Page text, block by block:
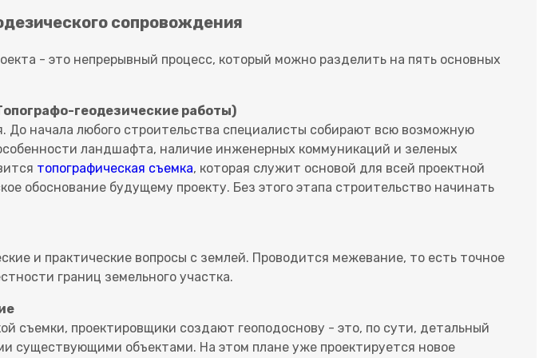
сопровождения
- это непрерывный процесс, который можно разделить на пять основных
геодезические работы)
До начала любого строительства специалисты собирают всю возможную
ландшафта, наличие инженерных коммуникаций и зеленых
топографическая съемка, которая служит основой для всей проектной
обоснование будущему проекту. Без этого этапа строительство начинать
и практические вопросы с землей. Проводится межевание, то есть точное
границ земельного участка.
съемки, проектировщики создают геоподоснову - это, по сути, детальный
существующими объектами. На этом плане уже проектируется новое